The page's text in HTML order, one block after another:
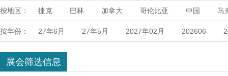
X Z
按地区： 捷克 巴林 加拿大 哥伦比亚 中国 马
达 埃塞俄比亚 乌兹别克 日本 荷兰
伊朗
南 巴西 坦桑尼亚 阿拉伯 韩国 智利
按年份： 27年6月 27年5月 2027年02月 202606
年08月
2027年6月 2026年12月 2026年11月 2026年
展会筛选信息